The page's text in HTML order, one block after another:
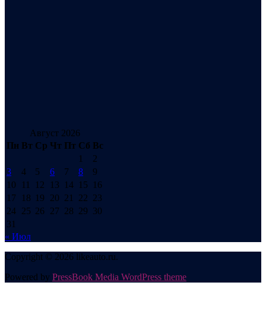
Август 2026
Пн Вт Ср Чт Пт Сб Вс
1
2
3
4 5 6 7 8
9
10
11 12 13 14 15
16
17
18 19 20 21 22 23
24 25 26 27 28 29 30
31
« Июл
Copyright © 2026 likeauto.ru.
Powered by PressBook Media WordPress theme